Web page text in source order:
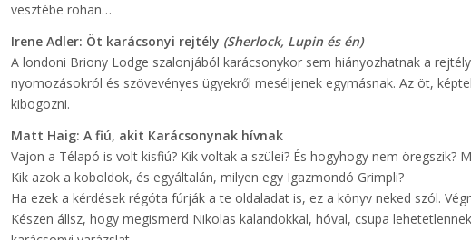
vesztébe rohan…
Irene Adler: Öt ​karácsonyi rejtély (Sherlock, Lupin és én)
A londoni Briony Lodge szalonjából karácsonykor sem hiányozhatnak a
nyomozásokról és szövevényes ügyekről meséljenek egymásnak. Az öt,
kibogozni.
Matt Haig: A ​fiú, akit Karácsonynak hívnak
Vajon a Télapó is volt kisfiú? Kik voltak a szülei? És hogyhogy nem öregszik?
Kik azok a koboldok, és egyáltalán, milyen egy Igazmondó Grimpli?
Ha ezek a kérdések régóta fúrják a te oldaladat is, ez a könyv neked szól.
Készen állsz, hogy megismerd Nikolas kalandokkal, hóval, csupa